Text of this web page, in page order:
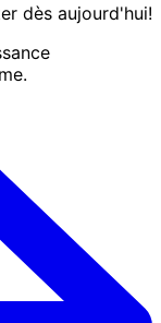
dès aujourd'hui!